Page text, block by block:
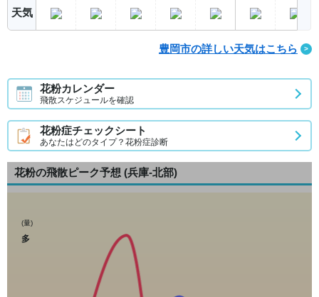
天気
豊岡市の詳しい天気はこちら
花粉カレンダー
飛散スケジュールを確認
花粉症チェックシート
あなたはどのタイプ？花粉症診断
花粉の飛散ピーク予想 (兵庫-北部)
(量)
多